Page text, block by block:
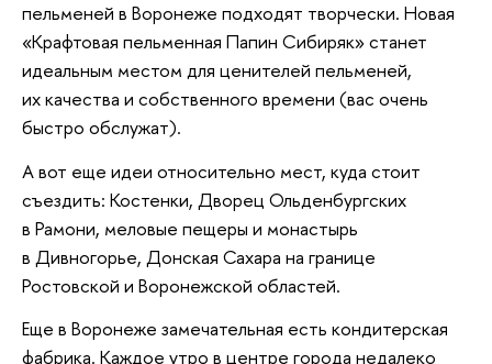
пельменей в Воронеже подходят творчески. Новая
«Крафтовая пельменная Папин Сибиряк» станет
идеальным местом для ценителей пельменей,
их качества и собственного времени (вас очень
быстро обслужат).
А вот еще идеи относительно мест, куда стоит
съездить: Костенки, Дворец Ольденбургских
в Рамони, меловые пещеры и монастырь
в Дивногорье, Донская Сахара на границе
Ростовской и Воронежской областей.
Еще в Воронеже замечательная есть кондитерская
фабрика. Каждое утро в центре города недалеко